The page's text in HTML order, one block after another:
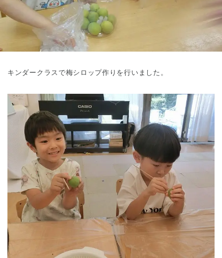
キンダークラスで梅シロップ作りを行いました。